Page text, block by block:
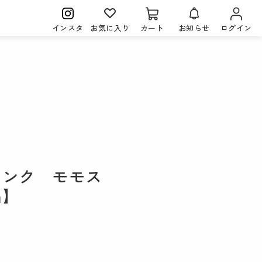
インスタ お気に入り カート お知らせ ログイン
ンク モモス